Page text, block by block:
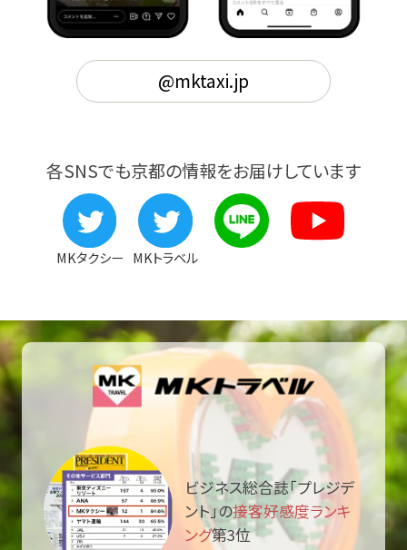
@mktaxi.jp
各SNSでも京都の情報をお届けしています
MKタクシー MKトラベル
ビジネス総合誌「プレジデ
ント」の接客好感度ランキ
ング第3位